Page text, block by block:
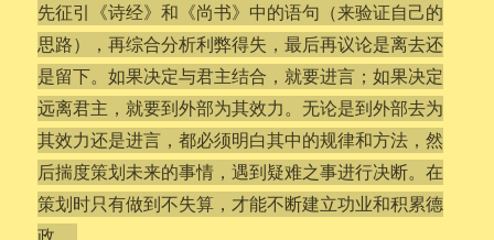
先征引《诗经》和《尚书》中的语句（来验证自己的
思路），再综合分析利弊得失，最后再议论是离去还
是留下。如果决定与君主结合，就要进言；如果决定
远离君主，就要到外部为其效力。无论是到外部去为
其效力还是进言，都必须明白其中的规律和方法，然
后揣度策划未来的事情，遇到疑难之事进行决断。在
策划时只有做到不失算，才能不断建立功业和积累德